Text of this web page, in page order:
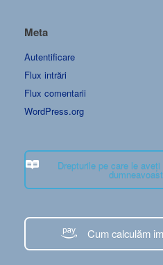
Meta
Autentificare
Flux intrări
Flux comentarii
WordPress.org
Drepturile pe care le
Cum calculăm